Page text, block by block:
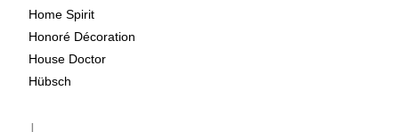
Home Spirit
Honoré Décoration
House Doctor
Hübsch